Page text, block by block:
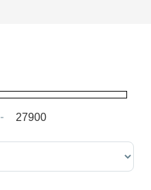
Minimum Price
-Maximum Price